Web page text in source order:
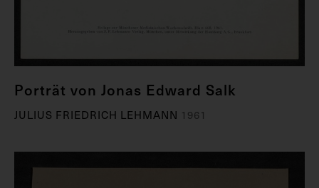
Porträt von Jonas Edward Salk
JULIUS FRIEDRICH LEHMANN 1961